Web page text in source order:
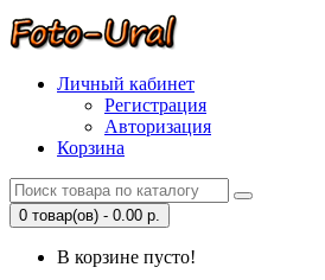
Личный кабинет
Регистрация
Авторизация
Корзина
0 товар(ов) - 0.00 р.
В корзине пусто!